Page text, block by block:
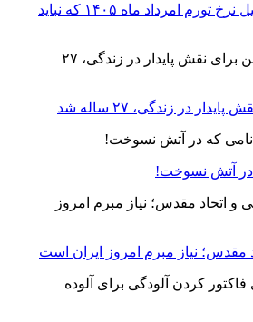
دو نکته مهم در تحلیل نرخ تورم امرداد ماه ۱۴۰۵ که نباید
در زندگی، ۲۷ ساله شد
در آتش نسوخت!
مقدس؛ نیاز مبرم امروز ایران است